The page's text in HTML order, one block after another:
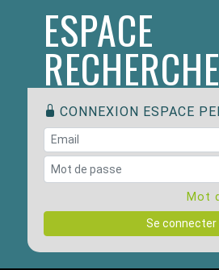
ESPACE
RECHERCHE
CONNEXION ESPACE
Mot
Se connecter